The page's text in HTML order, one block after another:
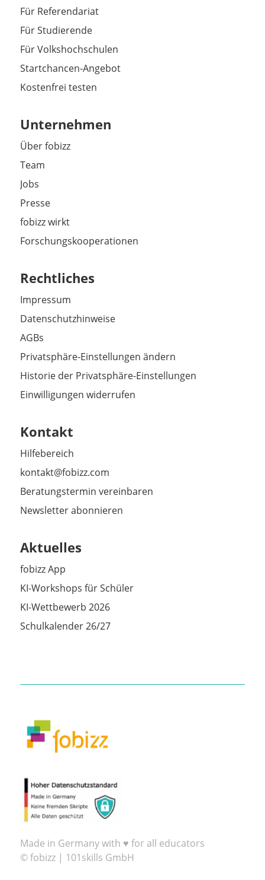
Für Referendariat
Für Studierende
Für Volkshochschulen
Startchancen-Angebot
Kostenfrei testen
Unternehmen
Über fobizz
Team
Jobs
Presse
fobizz wirkt
Forschungskooperationen
Rechtliches
Impressum
Datenschutzhinweise
AGBs
Privatsphäre-Einstellungen ändern
Historie der Privatsphäre-Einstellungen
Einwilligungen widerrufen
Kontakt
Hilfebereich
kontakt@fobizz.com
Beratungstermin vereinbaren
Newsletter abonnieren
Aktuelles
fobizz App
KI-Workshops für Schüler
KI-Wettbewerb 2026
Schulkalender 26/27
Made in Germany with ♥ for all educators
© fobizz | 101skills GmbH